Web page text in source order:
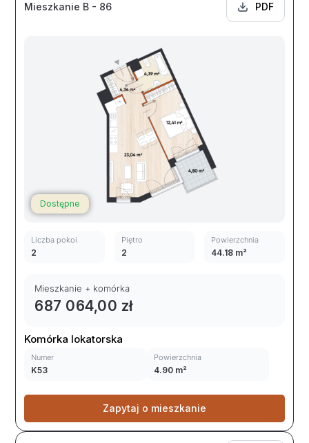
Mieszkanie B - 86 PDF
Dostępne
Liczba pokoi
2
Piętro
2
Powierzchnia
44.18 m²
Mieszkanie + komórka
687 064,00 zł
Komórka lokatorska
Numer
K53
Powierzchnia
4.90 m²
Zapytaj o mieszkanie